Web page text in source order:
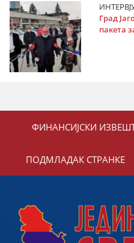
Град
пакета
ФИНАНСИЈСКИ
ПОДМЛАДАК СТРАНКЕ